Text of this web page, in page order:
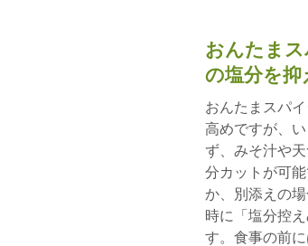
おんたまス
の塩分を抑
おんたまスパ
高めですが、
ず、みそ汁や
分カットが可
か、別添えの
時に「塩分控
す。食事の前